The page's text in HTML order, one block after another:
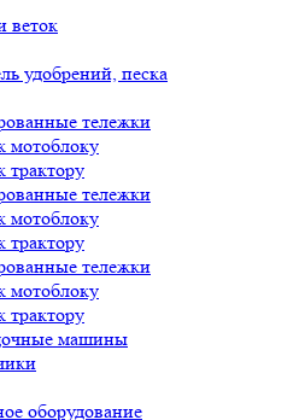
веток
удобрений, песка
тележки
мотоблоку
тележки
мотоблоку
тележки
мотоблоку
машины
оборудование